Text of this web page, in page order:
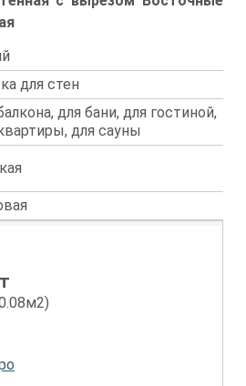
для стен
для бани, для гостиной,
для сауны